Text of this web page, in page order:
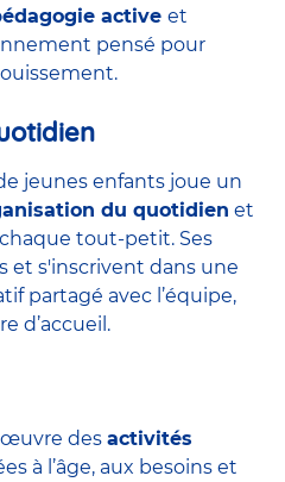
active et
pensé pour
jeunes enfants joue un
du quotidien et
tout-petit. Ses
et s'inscrivent dans une
partagé avec l’équipe,
d’accueil.
des activités
à l’âge, aux besoins et